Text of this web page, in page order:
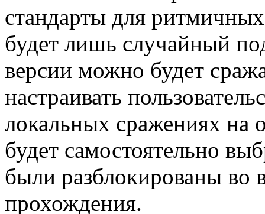
стандарты для
будет лишь случайный
версии можно будет
настраивать
локальных сражениях на
будет самостоятельно
были разблокированы во
прохождения.